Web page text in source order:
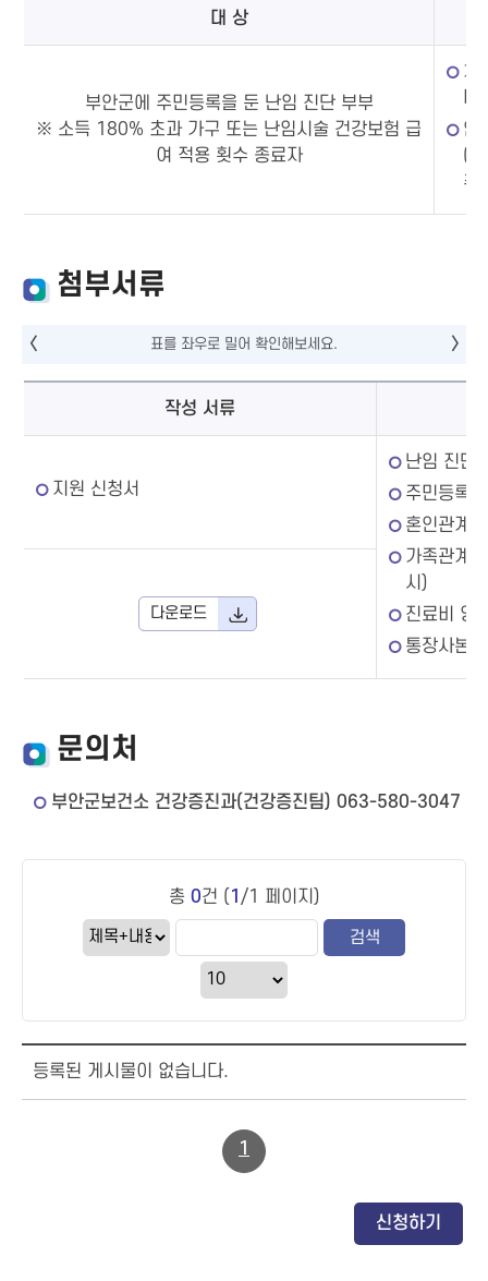
대 상
부안군에 주민등록을 둔 난임 진단 부부
※ 소득 180% 초과 가구 또는 난임시술 건강보험 급
여 적용 횟수 종료자
체
대
인
(
추
첨부서류
작성 서류
지원 신청서
난임 진단
주민등록
혼인관계
가족관계
시)
진료비 영
통장사본
다운로드
문의처
부안군보건소 건강증진과(건강증진팀) 063-580-3047
총 0건 ( 1 /1 페이지)
등록된 게시물이 없습니다.
1
신청하기